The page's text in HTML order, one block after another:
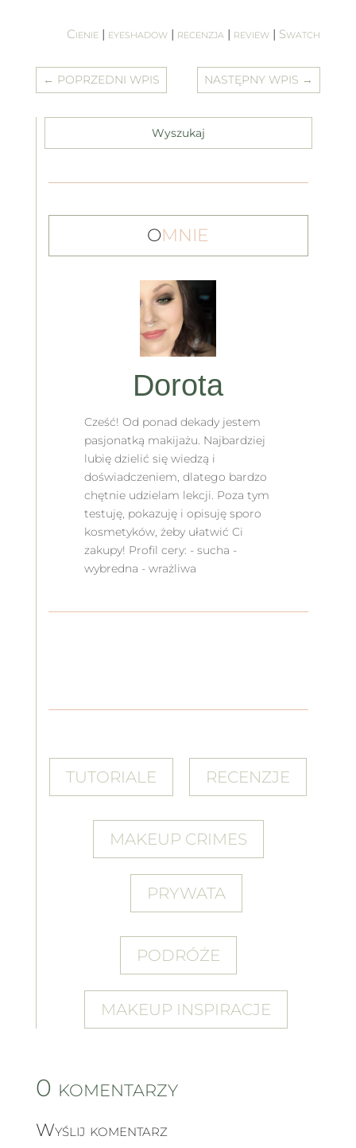
Cienie | eyeshadow | recenzja | review | Swatch
← POPRZEDNI WPIS NASTĘPNY WPIS →
OMNIE
Dorota
Cześć! Od ponad dekady jestem
pasjonatką makijażu. Najbardziej
lubię dzielić się wiedzą i
doświadczeniem, dlatego bardzo
chętnie udzielam lekcji. Poza tym
testuję, pokazuję i opisuję sporo
kosmetyków, żeby ułatwić Ci
zakupy! Profil cery: - sucha -
wybredna - wrażliwa
TUTORIALE RECENZJE
MAKEUP CRIMES
PRYWATA
PODRÓŻE
MAKEUP INSPIRACJE
0 komentarzy
Wyślij komentarz